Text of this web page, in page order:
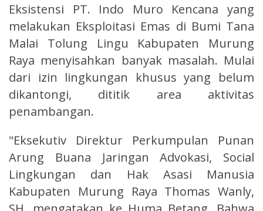
Eksistensi PT. Indo Muro Kencana yang
melakukan Eksploitasi Emas di Bumi Tana
Malai Tolung Lingu Kabupaten Murung
Raya menyisahkan banyak masalah. Mulai
dari izin lingkungan khusus yang belum
dikantongi, dititik area aktivitas
penambangan.
"Eksekutiv Direktur Perkumpulan Punan
Arung Buana Jaringan Advokasi, Social
Lingkungan dan Hak Asasi Manusia
Kabupaten Murung Raya Thomas Wanly,